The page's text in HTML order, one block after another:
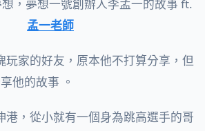
，夢想一號創辦人李孟一的故事 ft.
孟一老師
玩家的好友，原本他不打算分享，但
他的故事 。
港，從小就有一個身為跳高選手的哥